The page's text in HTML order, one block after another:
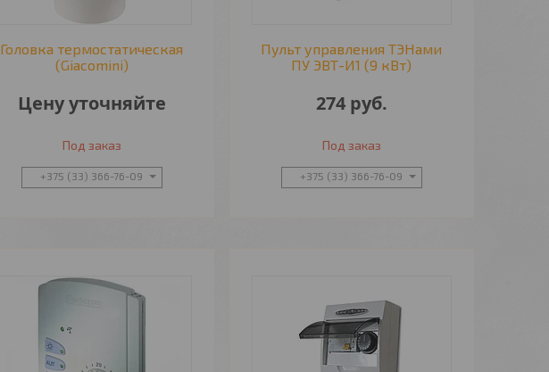
Головка термостатическая
(Giacomini)
Цену уточняйте
Под заказ
+375 (33) 366-76-09
Пульт управления ТЭНами
ПУ ЭВТ-И1 (9 кВт)
274 руб.
Под заказ
+375 (33) 366-76-09